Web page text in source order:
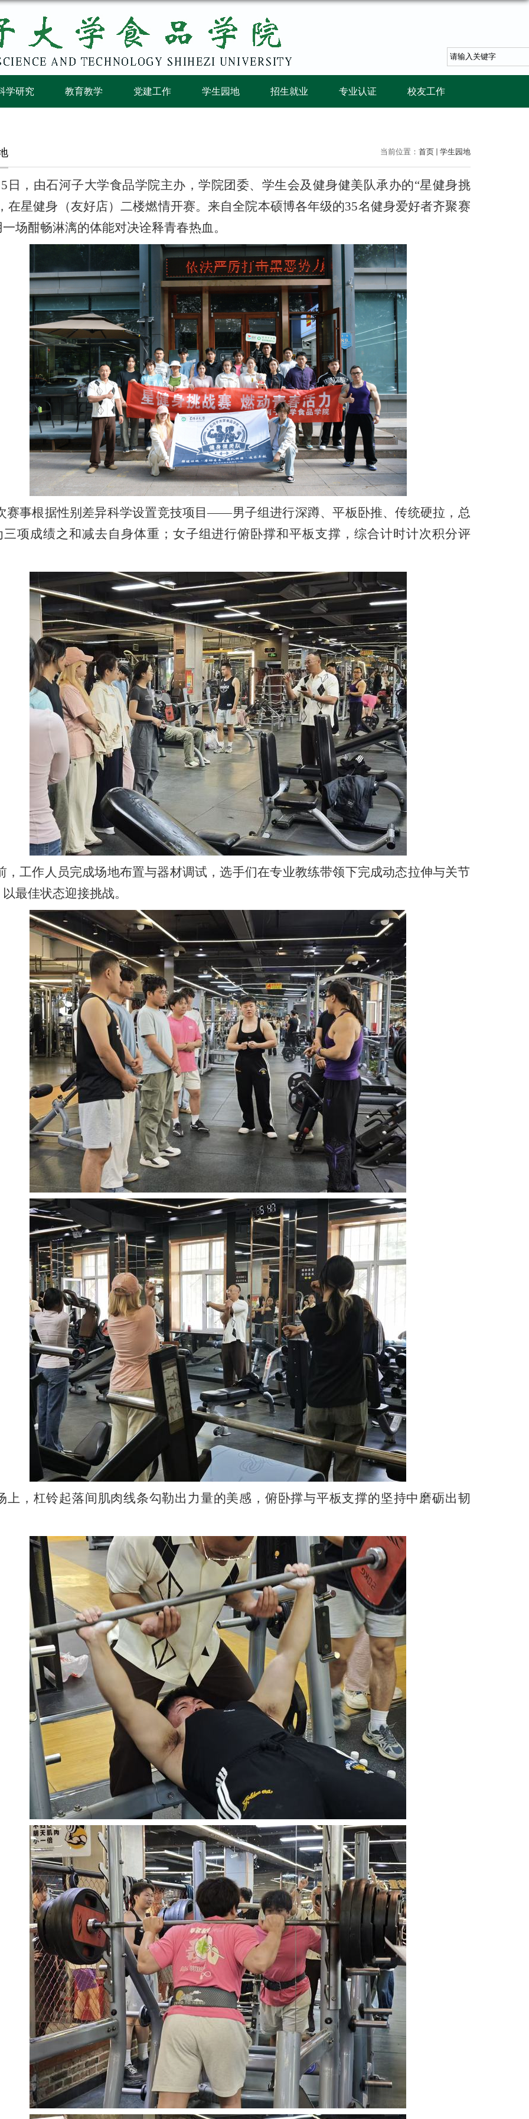
学研究 教育教学 党建工作 学生园地 招生就业 专业认证 校友工作
当前位置： 首页 学生园地
5 日，由石河子大学食品学院主办，学院团委、学生会及健身健美队承办的“星健身挑
在星健身（友好店）二楼燃情开赛。来自全院本硕博各年级的35名健身爱好者齐聚赛
场酣畅淋漓的体能对决诠释青春热血。
赛事根据性别差异科学设置竞技项目——男子组进行深蹲、平板卧推、传统硬拉，总
三项成绩之和减去自身体重；女子组进行俯卧撑和平板支撑，综合计时计次积分评
，工作人员完成场地布置与器材调试，选手们在专业教练带领下完成动态拉伸与关节
最佳状态迎接挑战。
上，杠铃起落间肌肉线条勾勒出力量的美感，俯卧撑与平板支撑的坚持中磨砺出韧